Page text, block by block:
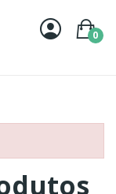
0